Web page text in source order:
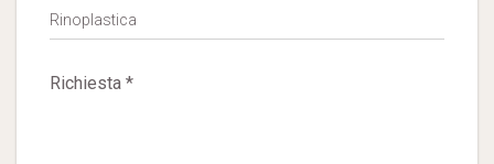
Richiesta *